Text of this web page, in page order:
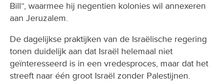
Bill”, waarmee hij negentien kolonies wil annexeren
aan Jeruzalem.
De dagelijkse praktijken van de Israëlische regering
tonen duidelijk aan dat Israël helemaal niet
geïnteresseerd is in een vredesproces, maar dat het
streeft naar één groot Israël zonder Palestijnen.